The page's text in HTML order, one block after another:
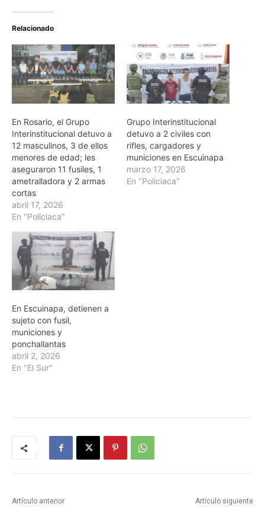
Relacionado
En Rosario, el Grupo
Interinstitucional detuvo a
12 masculinos, 3 de ellos
menores de edad; les
aseguraron 11 fusiles, 1
ametralladora y 2 armas
cortas
abril 17, 2026
En "Policiaca"
Grupo Interinstitucional
detuvo a 2 civiles con
rifles, cargadores y
municiones en Escuinapa
marzo 17, 2026
En "Policiaca"
En Escuinapa, detienen a
sujeto con fusil,
municiones y
ponchallantas
abril 2, 2026
En "El Sur"
Artículo anterior Artículo siguiente